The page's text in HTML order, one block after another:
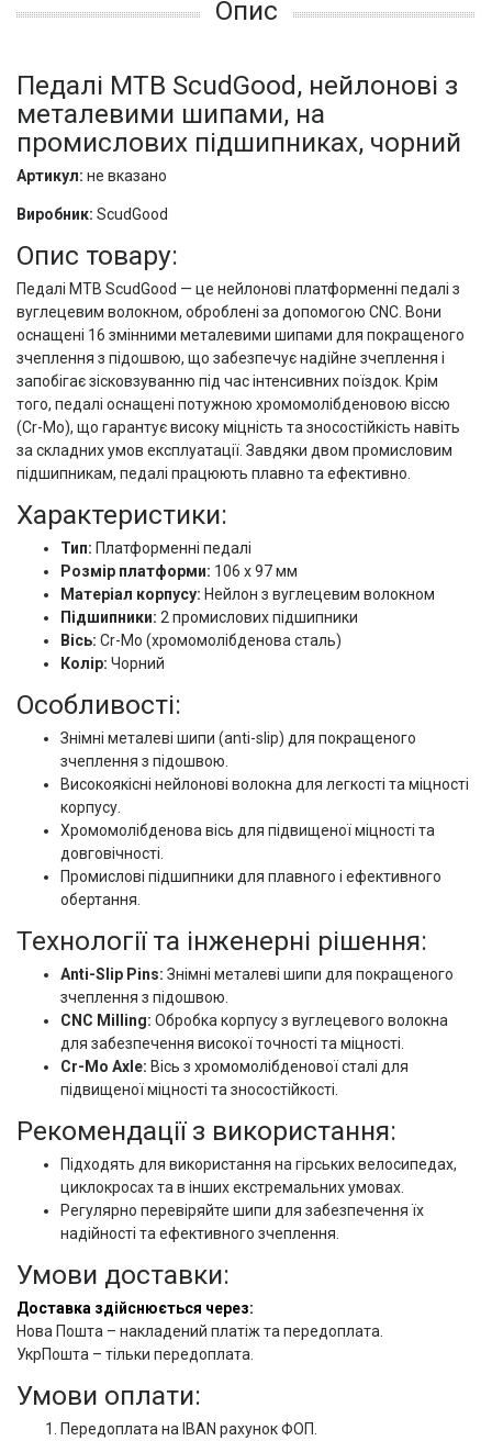
Опис
Педалі MTB ScudGood, нейлонові з
металевими шипами, на
промислових підшипниках, чорний
Артикул: не вказано
Виробник: ScudGood
Опис товару:
Педалі MTB ScudGood — це нейлонові платформенні педалі з
вуглецевим волокном, оброблені за допомогою CNC. Вони
оснащені 16 змінними металевими шипами для покращеного
зчеплення з підошвою, що забезпечує надійне зчеплення і
запобігає зісковзуванню під час інтенсивних поїздок. Крім
того, педалі оснащені потужною хромомолібденовою віссю
(Cr-Mo), що гарантує високу міцність та зносостійкість навіть
за складних умов експлуатації. Завдяки двом промисловим
підшипникам, педалі працюють плавно та ефективно.
Характеристики:
Тип: Платформенні педалі
Розмір платформи: 106 x 97 мм
Матеріал корпусу: Нейлон з вуглецевим волокном
Підшипники: 2 промислових підшипники
Вісь: Cr-Mo (хромомолібденова сталь)
Колір: Чорний
Особливості:
Знімні металеві шипи (anti-slip) для покращеного
зчеплення з підошвою.
Високоякісні нейлонові волокна для легкості та міцності
корпусу.
Хромомолібденова вісь для підвищеної міцності та
довговічності.
Промислові підшипники для плавного і ефективного
обертання.
Технології та інженерні рішення:
Anti-Slip Pins: Знімні металеві шипи для покращеного
зчеплення з підошвою.
CNC Milling: Обробка корпусу з вуглецевого волокна
для забезпечення високої точності та міцності.
Cr-Mo Axle: Вісь з хромомолібденової сталі для
підвищеної міцності та зносостійкості.
Рекомендації з використання:
Підходять для використання на гірських велосипедах,
циклокросах та в інших екстремальних умовах.
Регулярно перевіряйте шипи для забезпечення їх
надійності та ефективного зчеплення.
Умови доставки:
Доставка здійснюється через:
Нова Пошта – накладений платіж та передоплата.
УкрПошта – тільки передоплата.
Умови оплати:
Передоплата на IBAN рахунок ФОП.